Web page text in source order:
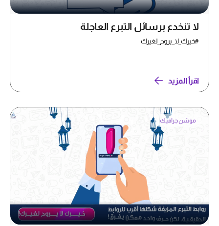
لا تنخدع برسائل التبرع العاجلة
#خيرك_لا_يروح_لغيرك
اقرأ المزيد
موشن جرافيك